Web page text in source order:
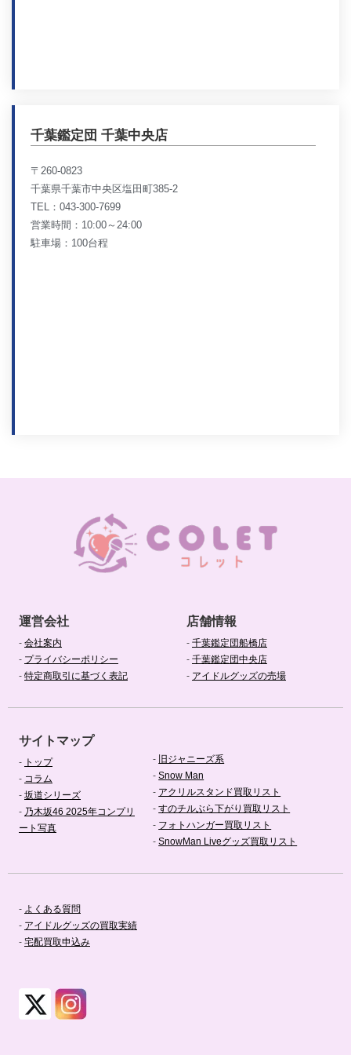
千葉鑑定団 千葉中央店
〒260-0823
千葉県千葉市中央区塩田町385-2
TEL：043-300-7699
営業時間：10:00～24:00
駐車場：100台程
運営会社
- 会社案内
- プライバシーポリシー
- 特定商取引に基づく表記
店舗情報
- 千葉鑑定団船橋店
- 千葉鑑定団中央店
- アイドルグッズの売場
サイトマップ
- トップ
- コラム
- 坂道シリーズ
- 乃木坂46 2025年コンプリ
ート写真
- 旧ジャニーズ系
-Snow Man
- アクリルスタンド買取リスト
-すのチルぶら下がり買取リスト
- フォトハンガー買取リスト
-SnowMan Liveグッズ買取リスト
- よくある質問
- アイドルグッズの買取実績
- 宅配買取申込み